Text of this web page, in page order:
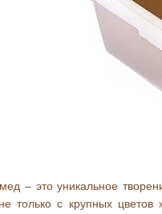
– это уникальное
только с крупных цветов